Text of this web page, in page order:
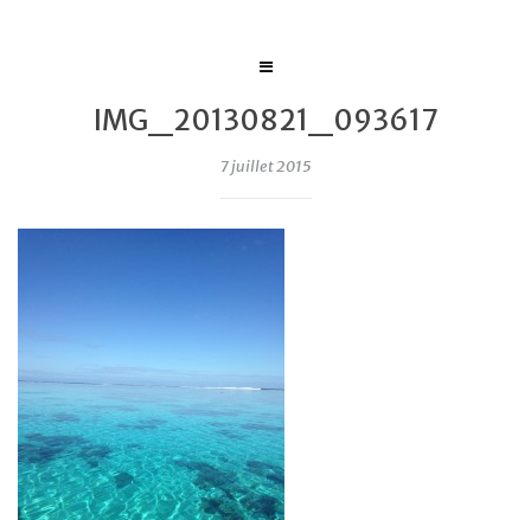
IMG_20130821_093617
7 juillet 2015